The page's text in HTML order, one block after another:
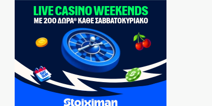
8|08|2026 | 12:00
Τουρκική πρόκληση: Αμφισβητούν την
κυριαρχία των νησιών μας
Ηλιόπουλος σε Μάγερ: «Βλέπω το βλέμμα
της τίγρης στα μάτια σου»